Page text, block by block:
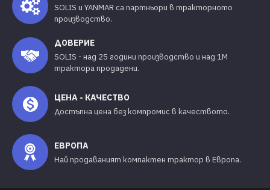
SOLIS и YANMAR са партньори в тракторното
производство.
ДОВЕРИЕ
SOLIS - над 25 години производство и над 1М
трактора продадени.
ЦЕНА - КАЧЕСТВО
Достъпна цена без компромис в качеството.
ЕВРОПА
Най продаваният компактен трактор в Европа.